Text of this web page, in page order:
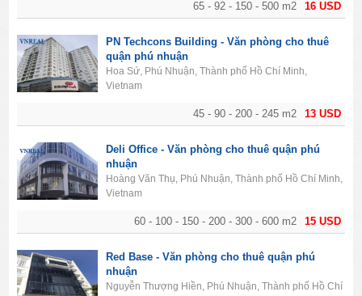
16 USD
65 - 92 - 150 - 500 m2
13 USD
45 - 90 - 200 - 245 m2
PN Techcons Building - Văn phòng cho thuê
quận phú nhuận
Hoa Sứ, Phú Nhuận, Thành phố Hồ Chí Minh,
Vietnam
15 USD
60 - 100 - 150 - 200 - 300 - 600 m2
Deli Office - Văn phòng cho thuê quận phú
nhuận
Hoàng Văn Thụ, Phú Nhuận, Thành phố Hồ Chí Minh,
Vietnam
Red Base - Văn phòng cho thuê quận phú
nhuận
Nguyễn Thượng Hiền, Phú Nhuận, Thành phố Hồ Chí